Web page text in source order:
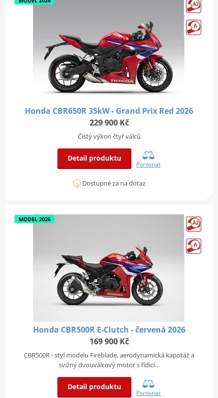
Honda CBR650R 35kW - Grand Prix Red 2026
229 900 Kč
Čistý výkon čtyř válců
Detail produktu
Porovnat
Dostupné za na dotaz
MODEL 2026
Honda CBR500R E-Clutch - červená 2026
169 900 Kč
CBR500R - styl modelu Fireblade, aerodynamická kapotáž a
svižný dvouválcový motor s řídicí…
Detail produktu
Porovnat